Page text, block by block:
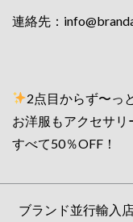
連絡先：
2点目からず〜っ
お洋服もアクセサ
すべて50％OFF！
ブランド並行輸入